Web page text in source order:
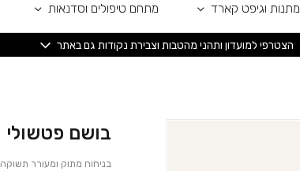
מתנות וגיפט קארד מתחם טיפולים וסדנאות
הצטרפי למועדון ותהני מהטבות וצבירת נקודות גם באתר
בושם פטשולי
בניחוח מתוק ומעורר תשוקה